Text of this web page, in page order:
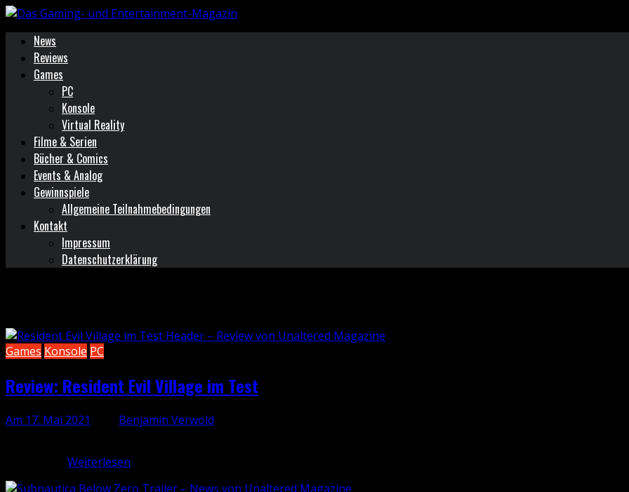
News
Reviews
Games
PC
Konsole
Virtual Reality
Filme & Serien
Bücher & Comics
Events & Analog
Gewinnspiele
Allgemeine Teilnahmebedingungen
Kontakt
Impressum
Datenschutzerklärung
Games Konsole PC
Review: Resident Evil Village im Test
Am 17. Mai 2021
Benjamin Verwold
Weiterlesen